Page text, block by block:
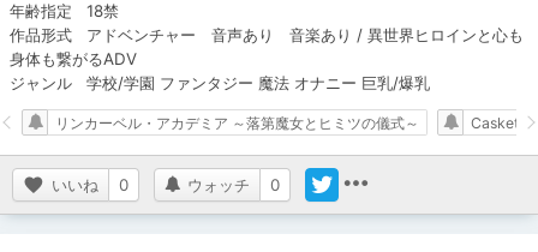
年齢指定	18禁
作品形式	アドベンチャー　音声あり　音楽あり / 異世界ヒロインと心も
身体も繋がるADV
ジャンル	学校/学園 ファンタジー 魔法 オナニー 巨乳/爆乳
いいね 0 ウォッチ 0
リンカーベル・アカデミア ～落第魔女とヒミツの儀式～ Casket